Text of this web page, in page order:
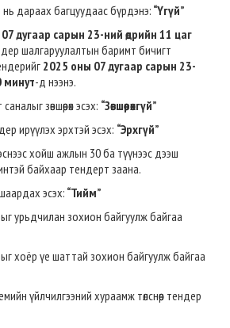
дараах багцуудаас бүрдэнэ: “Үгүй”
дугаар сарын 23-ний өдрийн 11 цаг
шалгаруулалтын баримт бичигт
2025 оны 07 дугаар сарын 23-
минут-д нээнэ.
зөвшөөрөх эсэх: “Зөвшөөрөхгүй”
ирүүлэх эрхтэй эсэх: “Эрхгүй”
хойш ажлын 30 ба түүнээс дээш
байхаар тендерт заана.
эсэх: “Тийм”
урьдчилан зохион байгуулж байгаа
хоёр үе шаттай зохион байгуулж байгаа
үйлчилгээний хураамж төлснөөр тендер